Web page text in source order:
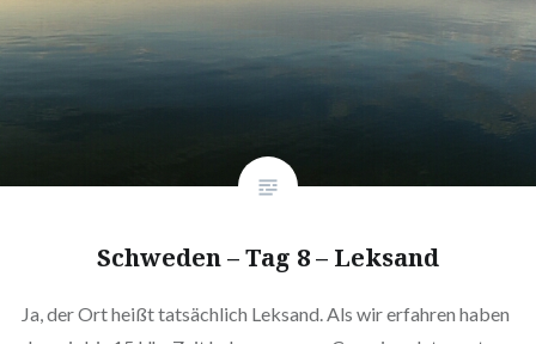
Schweden – Tag 8 – Leksand
Ja, der Ort heißt tatsächlich Leksand. Als wir erfahren haben